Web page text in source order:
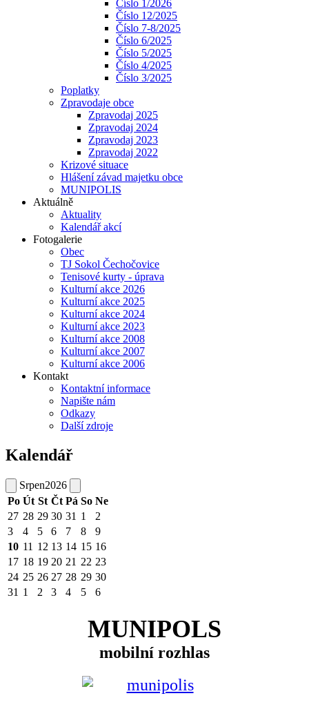
Číslo 1/2026
Číslo 12/2025
Číslo 7-8/2025
Číslo 6/2025
Číslo 5/2025
Číslo 4/2025
Číslo 3/2025
Poplatky
Zpravodaje obce
Zpravodaj 2025
Zpravodaj 2024
Zpravodaj 2023
Zpravodaj 2022
Krizové situace
Hlášení závad majetku obce
MUNIPOLIS
Aktuálně
Aktuality
Kalendář akcí
Fotogalerie
Obec
TJ Sokol Čechočovice
Tenisové kurty - úprava
Kulturní akce 2026
Kulturní akce 2025
Kulturní akce 2024
Kulturní akce 2023
Kulturní akce 2008
Kulturní akce 2007
Kulturní akce 2006
Kontakt
Kontaktní informace
Napište nám
Odkazy
Další zdroje
Kalendář
Srpen2026
Po Út St Čt Pá So Ne
27 28 29 30 31 1
2
3
4 5 6 7 8
9
10 11 12 13 14 15 16
17 18 19 20 21 22 23
24 25 26 27 28 29 30
31 1 2 3 4 5 6
MUNIPOLS
mobilní rozhlas